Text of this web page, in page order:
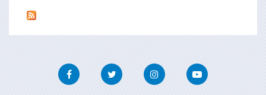
FacebookTwitter InstagramYoutube